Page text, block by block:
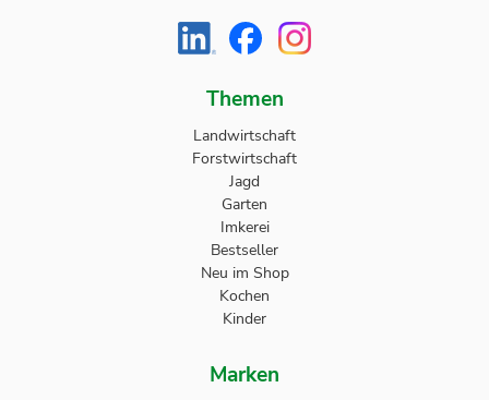
Themen
Landwirtschaft
Forstwirtschaft
Jagd
Garten
Imkerei
Bestseller
Neu im Shop
Kochen
Kinder
Marken